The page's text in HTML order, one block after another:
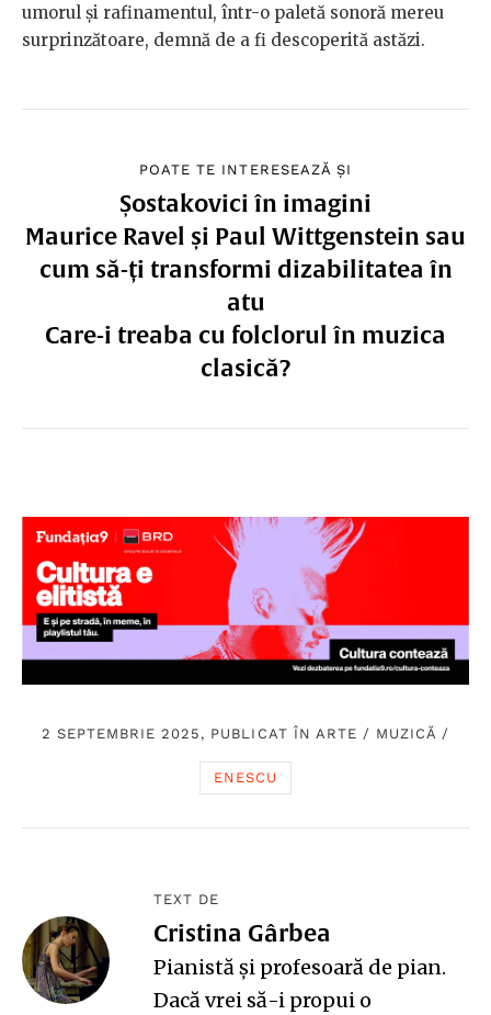
umorul și rafinamentul, într-o paletă sonoră mereu
surprinzătoare, demnă de a fi descoperită astăzi.
POATE TE INTERESEAZĂ ȘI
Șostakovici în imagini
Maurice Ravel și Paul Wittgenstein sau
cum să-ți transformi dizabilitatea în
atu
Care-i treaba cu folclorul în muzica
clasică?
2 SEPTEMBRIE 2025, PUBLICAT ÎN ARTE / MUZICĂ /
ENESCU
TEXT DE
Cristina Gârbea
Pianistă și profesoară de pian.
Dacă vrei să-i propui o